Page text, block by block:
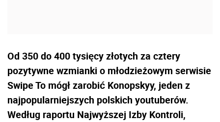
Od 350 do 400 tysięcy złotych za cztery
pozytywne wzmianki o młodzieżowym serwisie
Swipe To mógł zarobić Konopskyy, jeden z
najpopularniejszych polskich youtuberów.
Według raportu Najwyższej Izby Kontroli,